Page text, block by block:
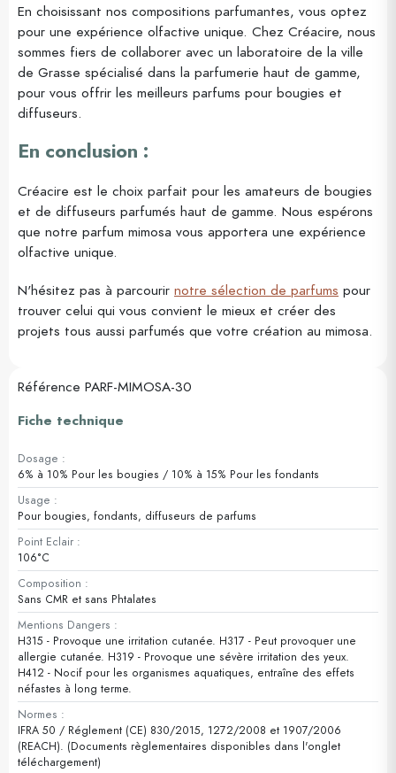
En choisissant nos compositions parfumantes, vous optez
pour une expérience olfactive unique. Chez Créacire, nous
sommes fiers de collaborer avec un laboratoire de la ville
de Grasse spécialisé dans la parfumerie haut de gamme,
pour vous offrir les meilleurs parfums pour bougies et
diffuseurs.
En conclusion :
Créacire est le choix parfait pour les amateurs de bougies
et de diffuseurs parfumés haut de gamme. Nous espérons
que notre parfum mimosa vous apportera une expérience
olfactive unique.
N'hésitez pas à parcourir notre sélection de parfums pour
trouver celui qui vous convient le mieux et créer des
projets tous aussi parfumés que votre création au mimosa.
Référence PARF-MIMOSA-30
Fiche technique
Dosage :
6% à 10% Pour les bougies / 10% à 15% Pour les fondants
Usage :
Pour bougies, fondants, diffuseurs de parfums
Point Eclair :
106°C
Composition :
Sans CMR et sans Phtalates
Mentions Dangers :
H315 - Provoque une irritation cutanée. H317 - Peut provoquer une
allergie cutanée. H319 - Provoque une sévère irritation des yeux.
H412 - Nocif pour les organismes aquatiques, entraîne des effets
néfastes à long terme.
Normes :
IFRA 50 / Réglement (CE) 830/2015, 1272/2008 et 1907/2006
(REACH). (Documents règlementaires disponibles dans l'onglet
téléchargement)